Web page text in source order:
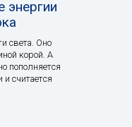
энергии
света. Оно
корой. А
пополняется
считается